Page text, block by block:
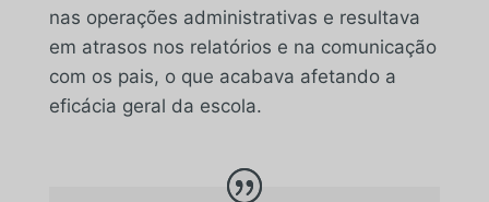
nas operações administrativas e resultava
em atrasos nos relatórios e na comunicação
com os pais, o que acabava afetando a
eficácia geral da escola.